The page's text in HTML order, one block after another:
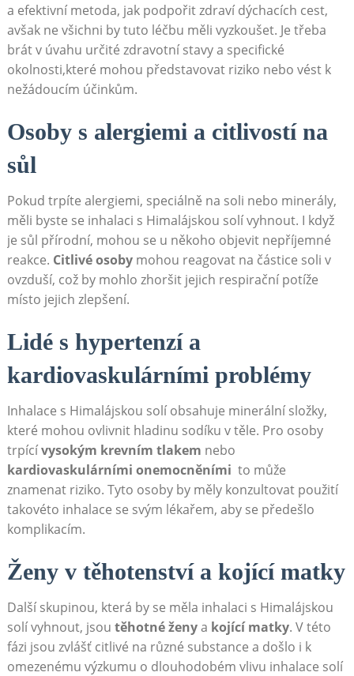
a efektivní metoda, jak podpořit zdraví dýchacích cest,
avšak‍ ne všichni by ​tuto léčbu měli vyzkoušet. Je třeba
brát v úvahu určité zdravotní stavy ​a‍ specifické
okolnosti,které mohou představovat riziko nebo vést k
nežádoucím účinkům.
Osoby s alergiemi a citlivostí na
sůl
Pokud trpíte alergiemi, speciálně⁢ na soli‍ nebo minerály,
měli byste se inhalaci s‌ Himalájskou solí vyhnout. I když
je sůl přírodní, ⁢mohou se u někoho objevit nepříjemné
reakce. Citlivé​ osobymohou reagovat na částice⁤ soli v
ovzduší,‍ což by mohlo zhoršit jejich respirační potíže
místo jejich zlepšení.⁤
Lidé s hypertenzí a
kardiovaskulárními problémy
Inhalace s Himalájskou solí obsahuje⁤ minerální složky,​
které mohou ⁣ovlivnit hladinu sodíku v těle. ‌Pro osoby
trpícívysokým krevním⁤ tlakem nebo
kardiovaskulárními onemocněními ⁢ to může
znamenat riziko. Tyto osoby ⁢by měly konzultovat použití
takovéto‍ inhalace se svým lékařem, aby se předešlo
komplikacím.
Ženy v těhotenství a kojící⁣ matky
Další skupinou,⁤ která by se ​měla inhalaci s Himalájskou
‌solí vyhnout, jsou těhotné ženya kojící matky. V této
fázi jsou ⁤zvlášť citlivé na různé substance a došlo i​ k
omezenému výzkumu o dlouhodobém vlivu inhalace solí⁤